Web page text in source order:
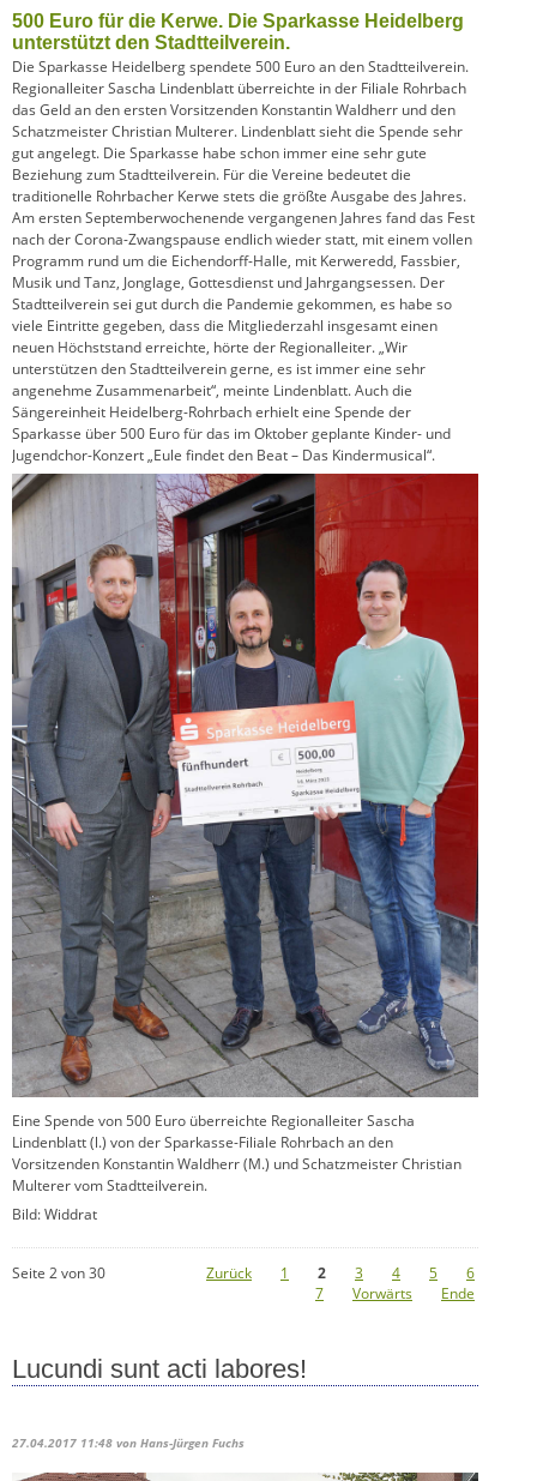
500 Euro für die Kerwe. Die Sparkasse Heidelberg
unterstützt den Stadtteilverein.
Die Sparkasse Heidelberg spendete 500 Euro an den Stadtteilverein.
Regionalleiter Sascha Lindenblatt überreichte in der Filiale Rohrbach
das Geld an den ersten Vorsitzenden Konstantin Waldherr und den
Schatzmeister Christian Multerer. Lindenblatt sieht die Spende sehr
gut angelegt. Die Sparkasse habe schon immer eine sehr gute
Beziehung zum Stadtteilverein. Für die Vereine bedeutet die
traditionelle Rohrbacher Kerwe stets die größte Ausgabe des Jahres.
Am ersten Septemberwochenende vergangenen Jahres fand das Fest
nach der Corona-Zwangspause endlich wieder statt, mit einem vollen
Programm rund um die Eichendorff-Halle, mit Kerweredd, Fassbier,
Musik und Tanz, Jonglage, Gottesdienst und Jahrgangsessen. Der
Stadtteilverein sei gut durch die Pandemie gekommen, es habe so
viele Eintritte gegeben, dass die Mitgliederzahl insgesamt einen
neuen Höchststand erreichte, hörte der Regionalleiter. „Wir
unterstützen den Stadtteilverein gerne, es ist immer eine sehr
angenehme Zusammenarbeit“, meinte Lindenblatt. Auch die
Sängereinheit Heidelberg-Rohrbach erhielt eine Spende der
Sparkasse über 500 Euro für das im Oktober geplante Kinder- und
Jugendchor-Konzert „Eule findet den Beat – Das Kindermusical“.
Eine Spende von 500 Euro überreichte Regionalleiter Sascha
Lindenblatt (l.) von der Sparkasse-Filiale Rohrbach an den
Vorsitzenden Konstantin Waldherr (M.) und Schatzmeister Christian
Multerer vom Stadtteilverein.
Bild: Widdrat
Seite 2 von 30 Zurück 1 2 3 4 5
6
7
Vorwärts Ende
Lucundi sunt acti labores!
27.04.2017 11:48 von Hans-Jürgen Fuchs